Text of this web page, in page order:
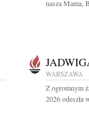
nasza Mama,
WARSZAWA
Z ogromnym
2026 odeszła